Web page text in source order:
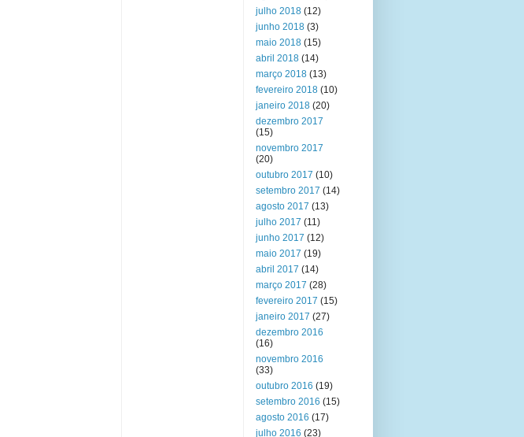
julho 2018 (12)
junho 2018 (3)
maio 2018 (15)
abril 2018 (14)
março 2018 (13)
fevereiro 2018 (10)
janeiro 2018 (20)
dezembro 2017
(15)
novembro 2017
(20)
outubro 2017 (10)
setembro 2017 (14)
agosto 2017 (13)
julho 2017 (11)
junho 2017 (12)
maio 2017 (19)
abril 2017 (14)
março 2017 (28)
fevereiro 2017 (15)
janeiro 2017 (27)
dezembro 2016
(16)
novembro 2016
(33)
outubro 2016 (19)
setembro 2016 (15)
agosto 2016 (17)
julho 2016 (23)